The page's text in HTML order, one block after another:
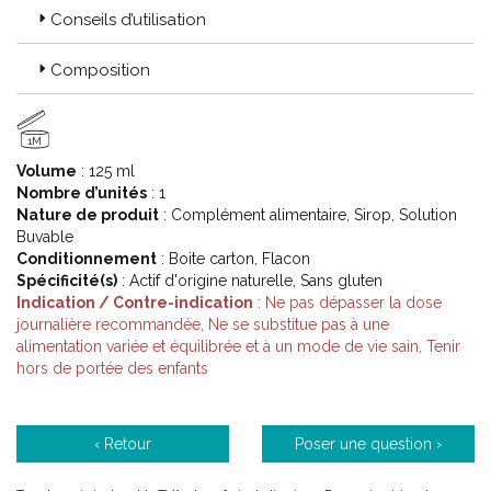
Conseils d’utilisation
Composition
1M
Volume : 125 ml
Nombre d’unités : 1
Nature de produit : Complément alimentaire, Sirop, Solution
Buvable
Conditionnement : Boite carton, Flacon
Spécificité(s) : Actif d'origine naturelle, Sans gluten
Indication / Contre-indication : Ne pas dépasser la dose
journalière recommandée, Ne se substitue pas à une
alimentation variée et équilibrée et à un mode de vie sain, Tenir
hors de portée des enfants
‹ Retour Poser une question ›